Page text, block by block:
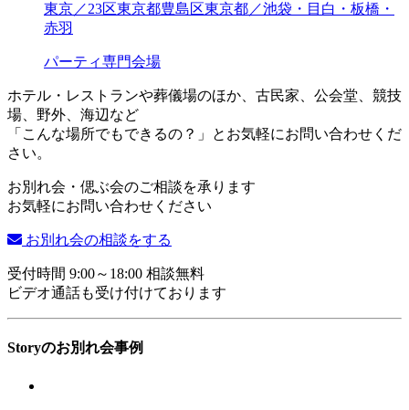
東京／23区東京都豊島区東京都／池袋・目白・板橋・
赤羽
パーティ専門会場
ホテル・レストランや葬儀場のほか、古民家、公会堂、競技
場、野外、海辺など
「こんな場所でもできるの？」とお気軽にお問い合わせくだ
さい。
お別れ会・偲ぶ会のご相談を承ります
お気軽にお問い合わせください
お別れ会の相談をする
受付時間 9:00～18:00 相談無料
ビデオ通話も受け付けております
Storyのお別れ会事例